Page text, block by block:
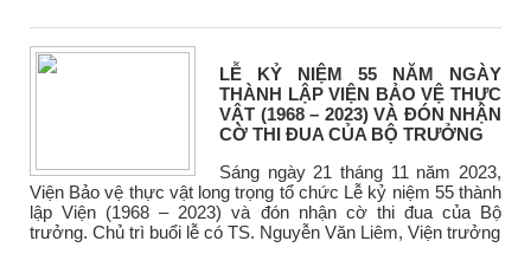
LỄ KỶ NIỆM 55 NĂM NGÀY
THÀNH LẬP VIỆN BẢO VỆ THỰC
VẬT (1968 – 2023) VÀ ĐÓN NHẬN
CỜ THI ĐUA CỦA BỘ TRƯỞNG
Sáng ngày 21 tháng 11 năm 2023,
Viện Bảo vệ thực vật long trọng tổ chức Lễ kỷ niệm 55 thành
lập Viện (1968 – 2023) và đón nhận cờ thi đua của Bộ
trưởng. Chủ trì buổi lễ có TS. Nguyễn Văn Liêm, Viện trưởng